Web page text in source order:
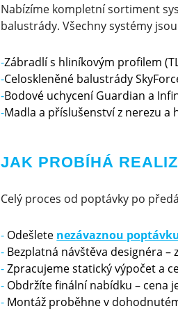
Nabízíme kompletní sortiment
balustrády. Všechny systémy
Zábradlí s hliníkovým profilem
Celoskleněné balustrády
Bodové uchycení Guardian a
Madla a příslušenství z nerezu a
JAK PROBÍHÁ
Celý proces od poptávky po
Odešlete nezávaznou
Bezplatná návštěva designéra
Zpracujeme statický výpočet a
Obdržíte finální nabídku – cena
Montáž proběhne v